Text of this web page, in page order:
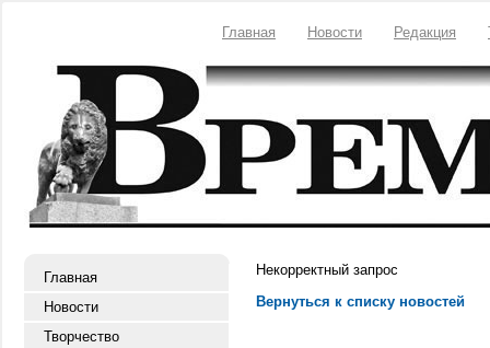
Главная Новости Редакция
Главная
Новости
Творчество
Некорректный запрос
Вернуться к списку новостей